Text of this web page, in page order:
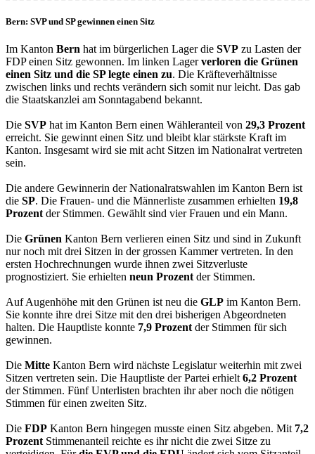
Bern: SVP und SP gewinnen einen Sitz
Im Kanton Bern hat im bürgerlichen Lager die SVP zu Lasten der
FDP einen Sitz gewonnen. Im linken Lagerverloren die Grünen
einen Sitz und die SP legte einen zu. Die Kräfteverhältnisse
zwischen links und rechts verändern sich somit nur leicht. Das gab
die Staatskanzlei am Sonntagabend bekannt.
Die SVP hat im Kanton Bern einen Wähleranteil von 29,3 Prozent
erreicht. Sie gewinnt einen Sitz und bleibt klar stärkste Kraft im
Kanton. Insgesamt wird sie mit acht Sitzen im Nationalrat vertreten
sein.
Die andere Gewinnerin der Nationalratswahlen im Kanton Bern ist
die SP. Die Frauen- und die Männerliste zusammen erhielten 19,8
Prozentder Stimmen. Gewählt sind vier Frauen und ein Mann.
Die Grünen Kanton Bern verlieren einen Sitz und sind in Zukunft
nur noch mit drei Sitzen in der grossen Kammer vertreten. In den
ersten Hochrechnungen wurde ihnen zwei Sitzverluste
prognostiziert. Sie erhielten neun Prozentder Stimmen.
Auf Augenhöhe mit den Grünen ist neu die GLP im Kanton Bern.
Sie konnte ihre drei Sitze mit den drei bisherigen Abgeordneten
halten. Die Hauptliste konnte 7,9 Prozentder Stimmen für sich
gewinnen.
Die Mitte Kanton Bern wird nächste Legislatur weiterhin mit zwei
Sitzen vertreten sein. Die Hauptliste der Partei erhielt6,2 Prozent
der Stimmen. Fünf Unterlisten brachten ihr aber noch die nötigen
Stimmen für einen zweiten Sitz.
Die FDP Kanton Bern hingegen musste einen Sitz abgeben. Mit 7,2
ProzentStimmenanteil reichte es ihr nicht die zwei Sitze zu